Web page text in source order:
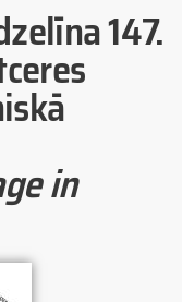
147.
in